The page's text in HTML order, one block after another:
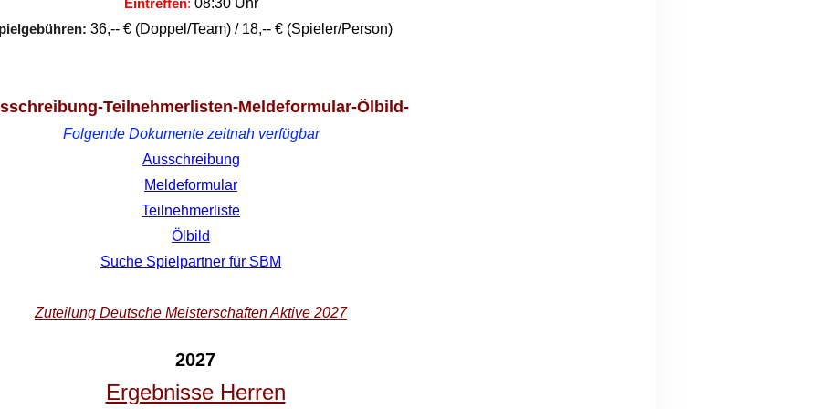
Eintreffen: 08:30 Uhr
36,-- € (Doppel/Team) / 18,-- € (Spieler/Person)
Teilnehmerlisten-Meldeformular-Ölbild-
Folgende Dokumente zeitnah verfügbar
Ausschreibung
Meldeformular
Teilnehmerliste
Ölbild
Suche Spielpartner für SBM
Zuteilung Deutsche Meisterschaften Aktive 2027
2027
Ergebnisse Herren